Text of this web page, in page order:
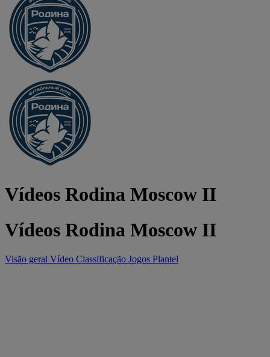
Vídeos Rodina Moscow II
Vídeos Rodina Moscow II
Visão geral Vídeo Classificação Jogos Plantel